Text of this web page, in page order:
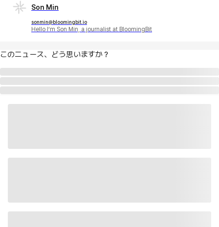
Son Min
sonmin@bloomingbit.io
Hello I’m Son Min, a journalist at BloomingBit
このニュース、どう思いますか？